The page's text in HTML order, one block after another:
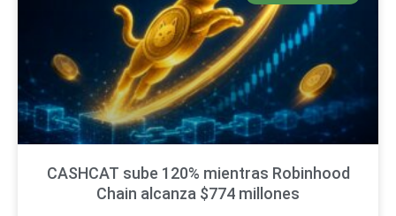
CASHCAT sube 120% mientras Robinhood
Chain alcanza $774 millones